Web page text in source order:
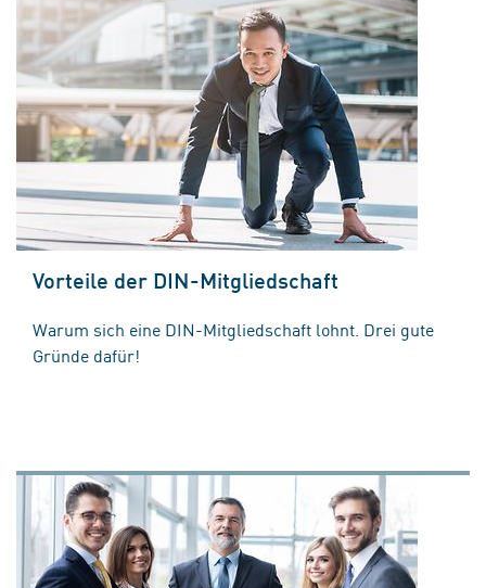
Vorteile der DIN-Mitgliedschaft
Warum sich eine DIN-Mitgliedschaft lohnt. Drei gute
Gründe dafür!